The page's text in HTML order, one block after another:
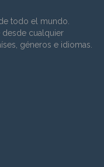
todo el mundo.
desde cualquier
géneros e idiomas.